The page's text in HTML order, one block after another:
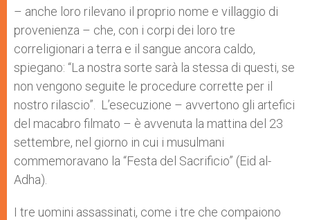
– anche loro rilevano il proprio nome e villaggio di
provenienza – che, con i corpi dei loro tre
correligionari a terra e il sangue ancora caldo,
spiegano: “La nostra sorte sarà la stessa di questi, se
non vengono seguite le procedure corrette per il
nostro rilascio”. L’esecuzione – avvertono gli artefici
del macabro filmato – è avvenuta la mattina del 23
settembre, nel giorno in cui i musulmani
commemoravano la “Festa del Sacrificio” (Eid al-
Adha).
I tre uomini assassinati, come i tre che compaiono